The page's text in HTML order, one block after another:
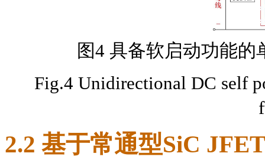
图4 具备软启动功能的
Fig.4 Unidirectional DC self
2.2 基于常通型SiC